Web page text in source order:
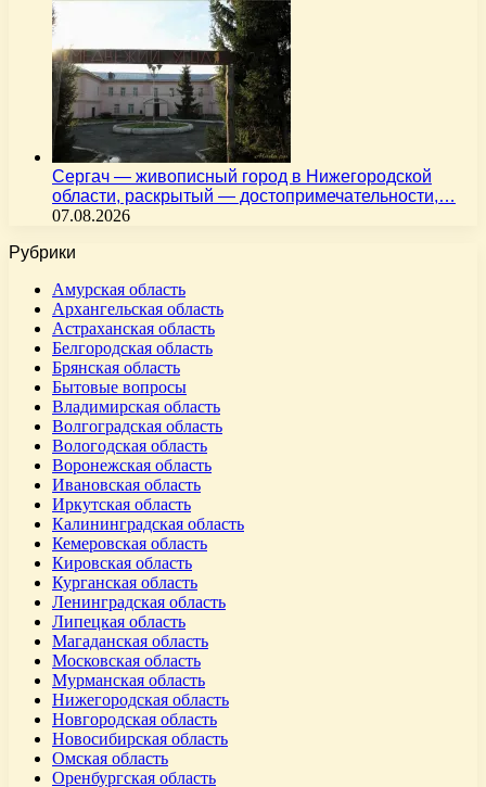
Сергач — живописный город в Нижегородской
области, раскрытый — достопримечательности,…
07.08.2026
Рубрики
Амурская область
Архангельская область
Астраханская область
Белгородская область
Брянская область
Бытовые вопросы
Владимирская область
Волгоградская область
Вологодская область
Воронежская область
Ивановская область
Иркутская область
Калининградская область
Кемеровская область
Кировская область
Курганская область
Ленинградская область
Липецкая область
Магаданская область
Московская область
Мурманская область
Нижегородская область
Новгородская область
Новосибирская область
Омская область
Оренбургская область